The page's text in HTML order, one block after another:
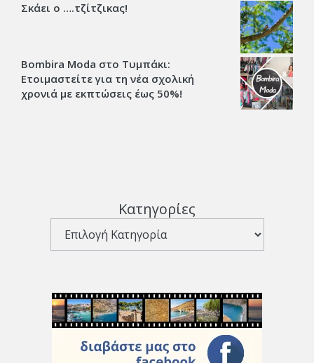
Σκάει ο ….τζίτζικας!
Bombira Moda στο Τυμπάκι:
Ετοιμαστείτε για τη νέα σχολική
χρονιά με εκπτώσεις έως 50%!
Κατηγορίες